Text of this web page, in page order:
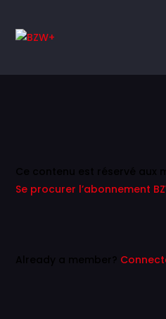
Se procurer l’abonnement